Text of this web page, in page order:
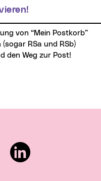
RSa und RSb)
den Weg zur Post!
LinkedIn